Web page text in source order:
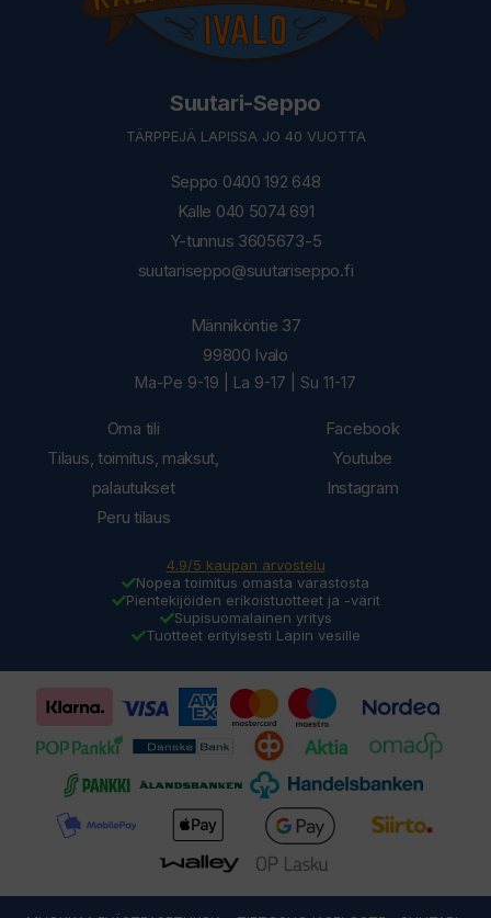
Suutari-Seppo
TÄRPPEJÄ LAPISSA JO 40 VUOTTA
Seppo 0400 192 648
Kalle 040 5074 691
Y-tunnus 3605673-5
suutariseppo@suutariseppo.fi
Oma tili
Tilaus, toimitus, maksut,
palautukset
Peru tilaus
Männiköntie 37
99800 Ivalo
Ma-Pe 9-19 | La 9-17 | Su 11-17
Facebook
Youtube
Instagram
4.9/5 kaupan arvostelu
Nopea toimitus omasta varastosta
Pientekijöiden erikoistuotteet ja -värit
Supisuomalainen yritys
Tuotteet erityisesti Lapin vesille